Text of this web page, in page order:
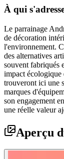
À qui
Le parrainage
de décoration
l'environnement.
des alternatives
souvent fabriqués
impact écologique
trouveront ici une
marques
son engagement
une réelle valeur
Aperçu